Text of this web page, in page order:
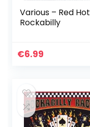
Various – Red Hot
Rockabilly
€6.99